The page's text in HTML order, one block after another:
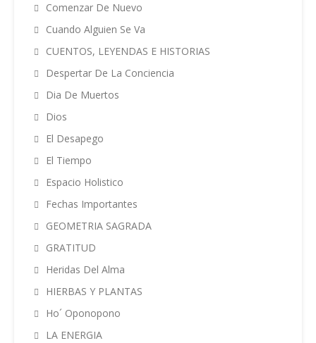
Comenzar De Nuevo
Cuando Alguien Se Va
CUENTOS, LEYENDAS E HISTORIAS
Despertar De La Conciencia
Dia De Muertos
Dios
El Desapego
El Tiempo
Espacio Holistico
Fechas Importantes
GEOMETRIA SAGRADA
GRATITUD
Heridas Del Alma
HIERBAS Y PLANTAS
Ho´ Oponopono
LA ENERGIA